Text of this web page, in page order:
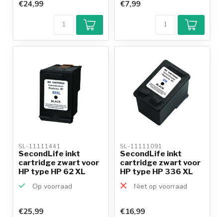
€24,99 €7,99
SL-11111441
SecondLife inkt
cartridge zwart voor
HP type HP 62 XL
Op voorraad
€25,99
SL-11111091
SecondLife inkt
cartridge zwart voor
HP type HP 336 XL
Niet op voorraad
€16,99